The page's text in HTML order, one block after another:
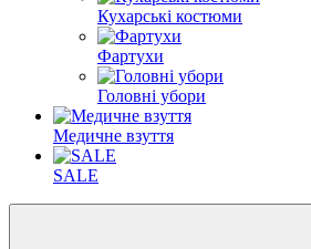
Кухарські костюми
Фартухи
Головні убори
Медичне взуття
SALE